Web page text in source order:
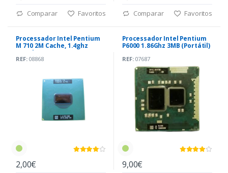
Comparar Favoritos Comparar Favoritos
Processador Intel Pentium
M 710 2M Cache, 1.4ghz
400mhz
REF:08868
2,00€
Processador Intel Pentium
P6000 1.86Ghz 3MB (Portátil)
REF:07687
9,00€